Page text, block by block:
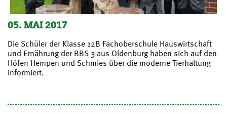
05. MAI 2017
Die Schüler der Klasse 12B Fachoberschule Hauswirtschaft
und Ernährung der BBS 3 aus Oldenburg haben sich auf den
Höfen Hempen und Schmies über die moderne Tierhaltung
informiert.